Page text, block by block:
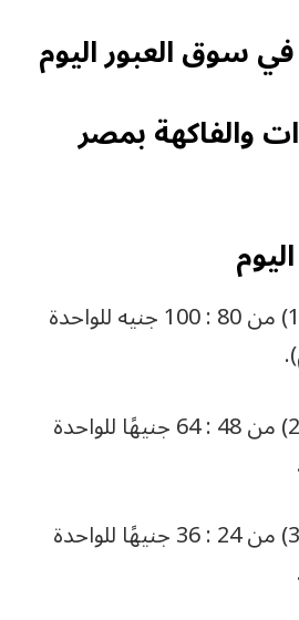
سوق العبور اليوم
والفاكهة بمصر
تراوح سعر البطيخ (1) من 80 : 100 جنيه للواحدة
تراوح سعر البطيخ (2) من 48 : 64 جنيهًا للواحدة
تراوح سعر البطيخ (3) من 24 : 36 جنيهًا للواحدة